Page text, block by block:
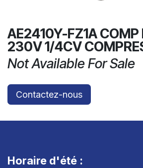
AE2410Y-FZ1A COMP
230V 1/4CV
Not Available For Sale
Contactez-nous
Horaire d'été :